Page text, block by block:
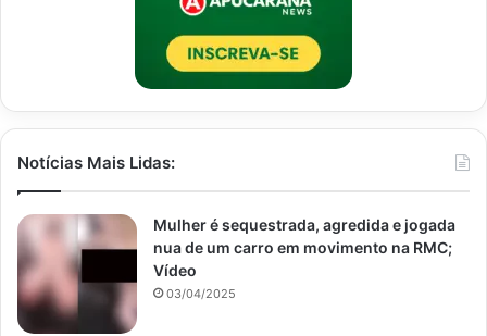
Notícias Mais Lidas:
Mulher é sequestrada, agredida e jogada
nua de um carro em movimento na RMC;
Vídeo
03/04/2025